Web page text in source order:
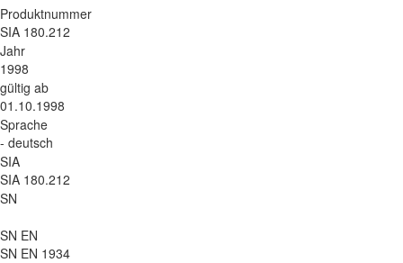
Produktnummer
SIA 180.212
Jahr
1998
gültig ab
01.10.1998
Sprache
- deutsch
SIA
SIA 180.212
SN
SN EN
SN EN 1934